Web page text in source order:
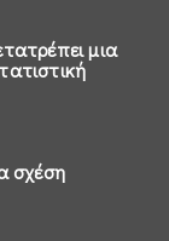
μια
σχέση